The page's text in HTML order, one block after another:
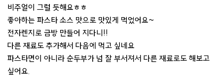
비주얼이 그럴 듯해요ㅎㅎ
좋아하는 파스타 소스 맛으로 맛있게 먹었어요~
전자렌지로 금방 만들어 지다니!!
다른 재료도 추가해서 다음에 먹고 싶네요
파스타면이 아니라 순두부가 넘 잘 부서져서 다른 재료로도 해보고
싶어요.